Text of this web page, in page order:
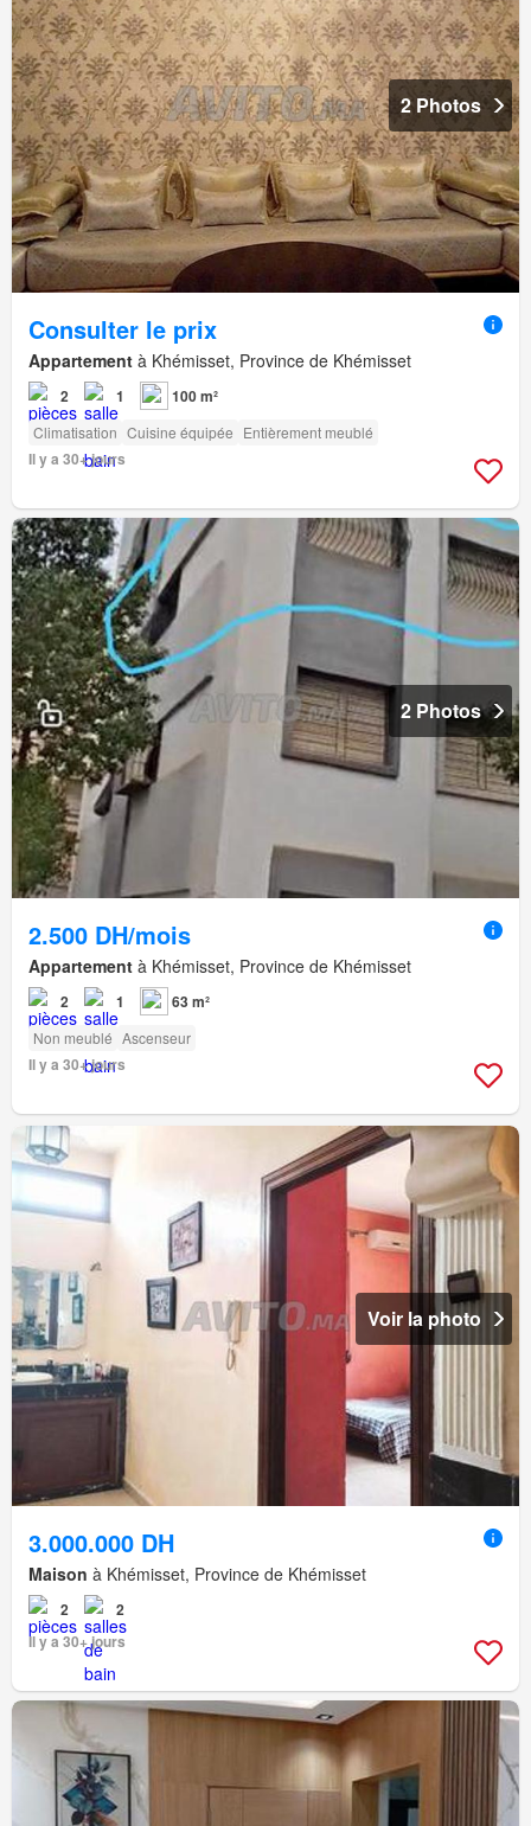
2 Photos
Consulter le prix
Appartement à Khémisset, Province de Khémisset
2 1 100 m²
Climatisation Cuisine équipée Entièrement meublé
Il y a 30+ jours
2 Photos
2.500 DH/mois
Appartement à Khémisset, Province de Khémisset
2 1 63 m²
Non meublé Ascenseur
Il y a 30+ jours
Voir la photo
3.000.000 DH
Maison à Khémisset, Province de Khémisset
2
2
Il y a 30+ jours